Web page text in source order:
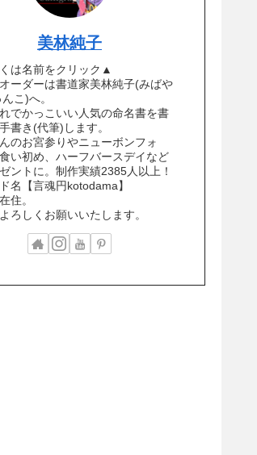
美林純子
は名前をクリック▲
ーダーは書道家美林純子(みばや
こ)へ。
でかっこいい人気の命名書を書
書き(代筆)します。
のお宮参りやニューボンフォ
い初め、ハーフバースデイなど
ントに。制作実績2385人以上！
名【言魂円kotodama】
住。
ろしくお願いいたします。